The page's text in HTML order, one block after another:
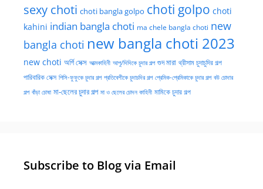
sexy choti choti bangla golpo choti golpo choti
kahini indian bangla choti ma chele bangla choti new
bangla choti new bangla choti 2023
new choti অর্গি সেক্স আত্মকাহিনী আপু/দিদিকে চুদার গল্প গুদ মারা থ্রীসাম চুদাচুদির গল্প
পারিবারিক সেক্স পিসি-ফুফুকে চুদার গল্প প্রতিবেশীকে চুদাচদির গল্প প্রেমিক-প্রেমিকাকে চুদার গল্প বউ চোদার
গল্প বাঁড়া চোষা মা-ছেলের চুদার গল্প মা ও ছেলের চোদন কাহিনী মামিকে চুদার গল্প
Subscribe to Blog via Email